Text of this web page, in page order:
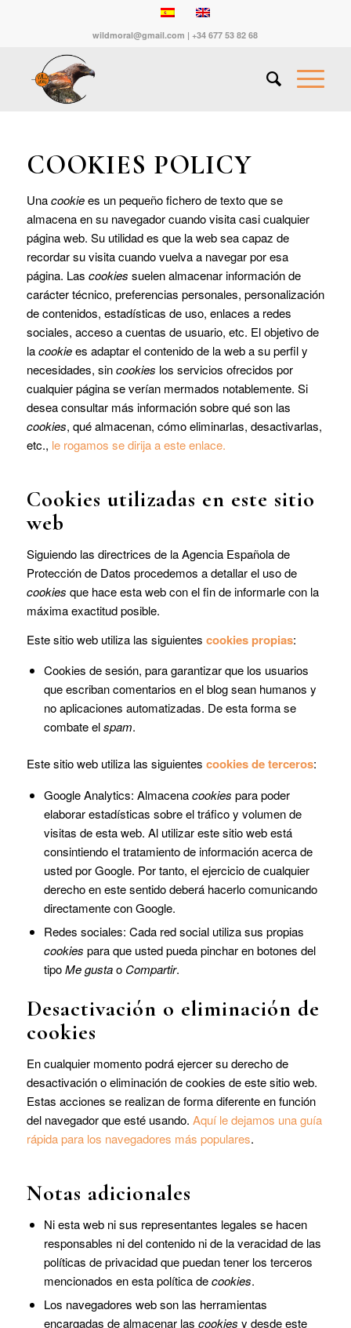
wildmoral@gmail.com | +34 677 53 82 68
COOKIES POLICY
Unacookiees un pequeño fichero de texto que se
almacena en su navegador cuando visita casi cualquier
página web. Su utilidad es que la web sea capaz de
recordar su visita cuando vuelva a navegar por esa
página. Las cookies suelen almacenar información de
carácter técnico, preferencias personales, personalización
de contenidos, estadísticas de uso, enlaces a redes
sociales, acceso a cuentas de usuario, etc. El objetivo de
lacookiees adaptar el contenido de la web a su perfil y
necesidades, sincookies los servicios ofrecidos por
cualquier página se verían mermados notablemente. Si
desea consultar más información sobre qué son las
cookies, qué almacenan, cómo eliminarlas, desactivarlas,
etc., le rogamos se dirija a este enlace.
Cookies utilizadas en este sitio
web
Siguiendo las directrices de la Agencia Española de
Protección de Datos procedemos a detallar el uso de
cookies que hace esta web con el fin de informarle con la
máxima exactitud posible.
Este sitio web utiliza las siguientes cookies propias:
Cookies de sesión, para garantizar que los usuarios
que escriban comentarios en el blog sean humanos y
no aplicaciones automatizadas. De esta forma se
combate elspam.
Este sitio web utiliza las siguientes cookies de terceros:
Google Analytics: Almacenacookies para poder
elaborar estadísticas sobre el tráfico y volumen de
visitas de esta web. Al utilizar este sitio web está
consintiendo el tratamiento de información acerca de
usted por Google. Por tanto, el ejercicio de cualquier
derecho en este sentido deberá hacerlo comunicando
directamente con Google.
Redes sociales: Cada red social utiliza sus propias
cookies para que usted pueda pinchar en botones del
tipoMe gustao Compartir.
Desactivación o eliminación de
cookies
En cualquier momento podrá ejercer su derecho de
desactivación o eliminación de cookies de este sitio web.
Estas acciones se realizan de forma diferente en función
del navegador que esté usando. Aquí le dejamos una guía
rápida para los navegadores más populares.
Notas adicionales
Ni esta web ni sus representantes legales se hacen
responsables ni del contenido ni de la veracidad de las
políticas de privacidad que puedan tener los terceros
mencionados en esta política decookies.
Los navegadores web son las herramientas
encargadas de almacenar las cookies y desde este